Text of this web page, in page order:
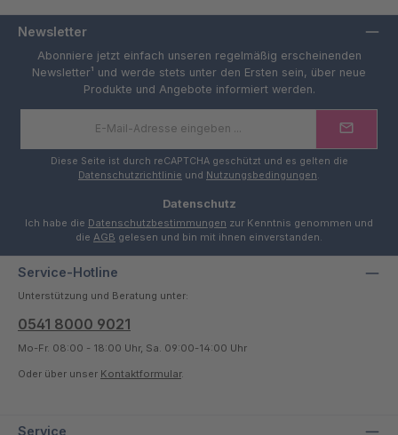
Newsletter
Abonniere jetzt einfach unseren regelmäßig erscheinenden
Newsletter¹ und werde stets unter den Ersten sein, über neue
Produkte und Angebote informiert werden.
Diese Seite ist durch reCAPTCHA geschützt und es gelten die
Datenschutzrichtlinie und Nutzungsbedingungen.
Datenschutz
Ich habe die Datenschutzbestimmungen zur Kenntnis genommen und
die AGB gelesen und bin mit ihnen einverstanden.
Service-Hotline
Unterstützung und Beratung unter:
0541 8000 9021
Mo-Fr. 08:00 - 18:00 Uhr, Sa. 09:00-14:00 Uhr
Oder über unser Kontaktformular.
Service